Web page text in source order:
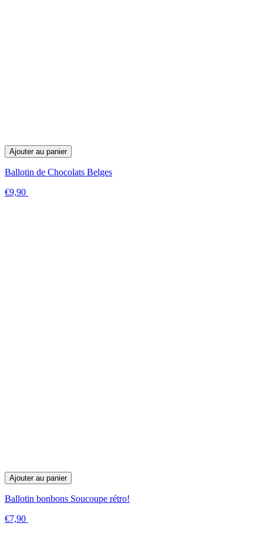
Ajouter au panier
Ballotin de Chocolats Belges
€9,90
Ajouter au panier
Ballotin bonbons Soucoupe rétro!
€7,90